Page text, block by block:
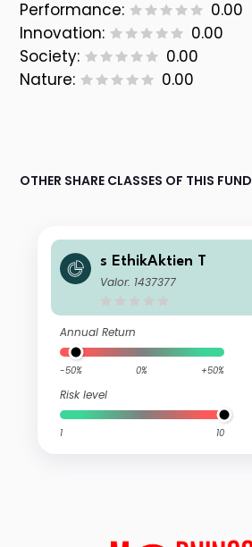
Performance:
0.00
Innovation:
0.00
Society:
0.00
Nature:
0.00
OTHER SHARE CLASSES OF THIS FUND
s EthikAktien T
Valor: 1437377
Annual Return
-50% 0% +50%
Risk level
1 10